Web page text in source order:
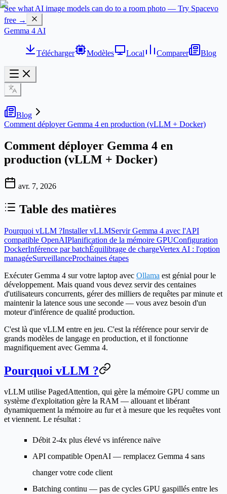
See what AI image models can do to a room photo — Try Spacevo
free →
Gemma 4 AI
Télécharger Modèles Local Comparer Blog
Blog
Comment déployer Gemma 4 en production (vLLM + Docker)
Comment déployer Gemma 4 en
production (vLLM + Docker)
avr. 7, 2026
Table des matières
Pourquoi vLLM ?Installer vLLMServir Gemma 4 avec l'API
compatible OpenAIPlanification de la mémoire GPUConfiguration
DockerInférence par batchÉquilibrage de chargeVertex AI : l'option
managéeSurveillanceProchaines étapes
Exécuter Gemma 4 sur votre laptop avec Ollama est génial pour le
développement. Mais quand vous devez servir des centaines
d'utilisateurs concurrents, gérer des milliers de requêtes par minute et
maintenir la latence sous une seconde — vous avez besoin d'un
moteur d'inférence de qualité production.
C'est là que vLLM entre en jeu. C'est la référence pour servir de
grands modèles de langage en production, et il fonctionne
magnifiquement avec Gemma 4.
Pourquoi vLLM ?
vLLM utilise PagedAttention, qui gère la mémoire GPU comme un
système d'exploitation gère la RAM — allouant et libérant
dynamiquement la mémoire au fur et à mesure que les requêtes vont
et viennent. Le résultat :
Débit 2-4x plus élevé vs inférence naïve
API compatible OpenAI — remplacez Gemma 4 sans
changer votre code client
Batching continu — pas de cycles GPU gaspillés entre les